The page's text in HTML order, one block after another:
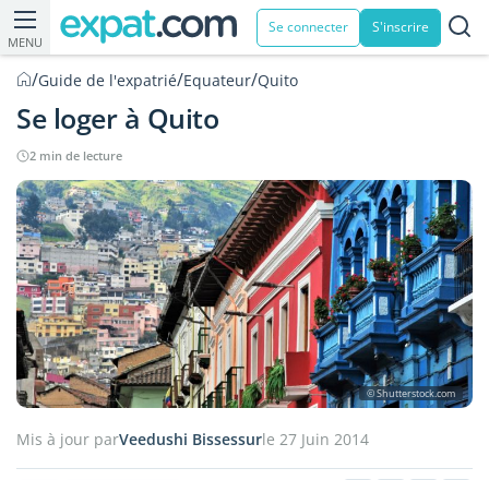
MENU
Se connecter S'inscrire
/Guide de l'expatrié/Equateur/Quito
Se loger à Quito
2 min de lecture
© Shutterstock.com
Mis à jour parVeedushi Bissessurle 27 Juin 2014